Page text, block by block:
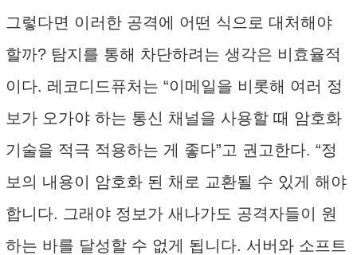
그렇다면 이러한 공격에 어떤 식으로 대처해야
할까? 탐지를 통해 차단하려는 생각은 비효율적
이다. 레코디드퓨처는 “이메일을 비롯해 여러 정
보가 오가야 하는 통신 채널을 사용할 때 암호화
기술을 적극 적용하는 게 좋다”고 권고한다. “정
보의 내용이 암호화 된 채로 교환될 수 있게 해야
합니다. 그래야 정보가 새나가도 공격자들이 원
하는 바를 달성할 수 없게 됩니다. 서버와 소프트